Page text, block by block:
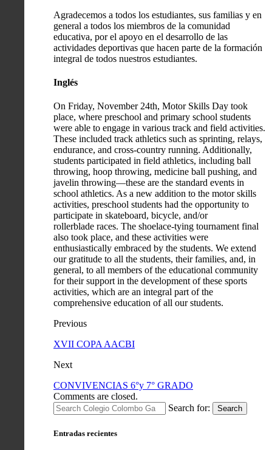
Agradecemos a todos los estudiantes, sus familias y en
general a todos los miembros de la comunidad
educativa, por el apoyo en el desarrollo de las
actividades deportivas que hacen parte de la formación
integral de todos nuestros estudiantes.
Inglés
On Friday, November 24th, Motor Skills Day took
place, where preschool and primary school students
were able to engage in various track and field activities.
These included track athletics such as sprinting, relays,
endurance, and cross-country running. Additionally,
students participated in field athletics, including ball
throwing, hoop throwing, medicine ball pushing, and
javelin throwing—these are the standard events in
school athletics. As a new addition to the motor skills
activities, preschool students had the opportunity to
participate in skateboard, bicycle, and/or
rollerblade races. The shoelace-tying tournament final
also took place, and these activities were
enthusiastically embraced by the students. We extend
our gratitude to all the students, their families, and, in
general, to all members of the educational community
for their support in the development of these sports
activities, which are an integral part of the
comprehensive education of all our students.
Previous
XVII COPA AACBI
Next
CONVIVENCIAS 6°y 7° GRADO
Comments are closed.
Search for:
Search
Entradas recientes